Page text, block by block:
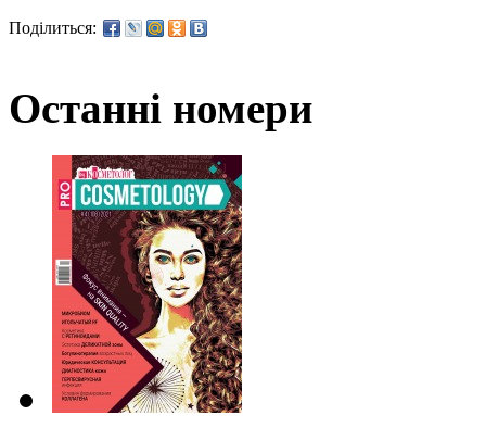
Поділиться:
Останні номери